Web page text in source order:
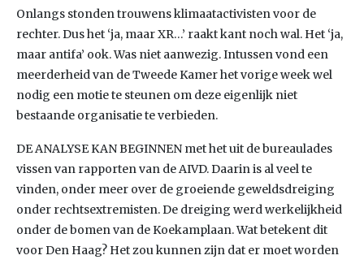
Onlangs stonden trouwens klimaatactivisten voor de
rechter. Dus het ‘ja, maar XR…’ raakt kant noch wal. Het ‘ja,
maar antifa’ ook. Was niet aanwezig. Intussen vond een
meerderheid van de Tweede Kamer het vorige week wel
nodig een motie te steunen om deze eigenlijk niet
bestaande organisatie te verbieden.
DE ANALYSE KAN BEGINNEN met het uit de bureaulades
vissen van rapporten van de AIVD. Daarin is al veel te
vinden, onder meer over de groeiende geweldsdreiging
onder rechtsextremisten. De dreiging werd werkelijkheid
onder de bomen van de Koekamplaan. Wat betekent dit
voor Den Haag? Het zou kunnen zijn dat er moet worden